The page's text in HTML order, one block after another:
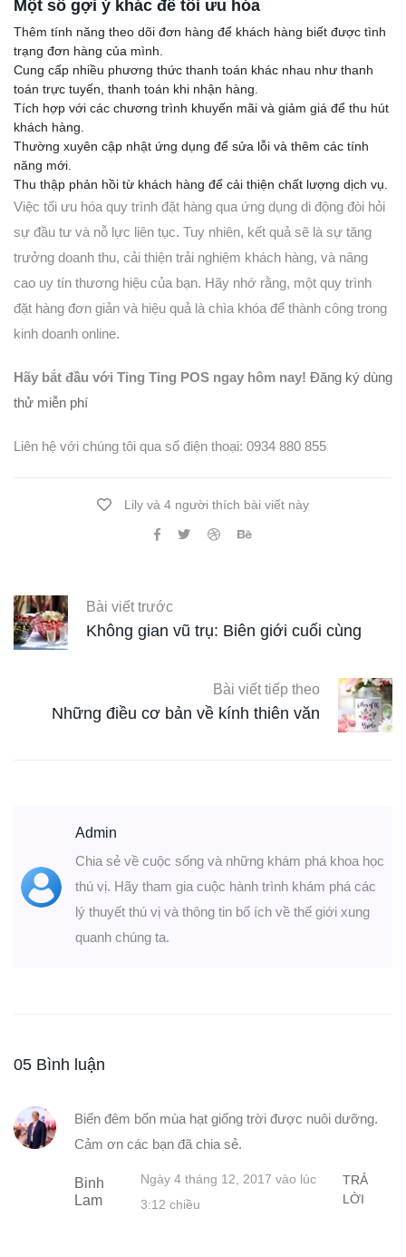
Một số gợi ý khác để tối ưu hóa
Thêm tính năng theo dõi đơn hàng để khách hàng biết được tình
trạng đơn hàng của mình.
Cung cấp nhiều phương thức thanh toán khác nhau như thanh
toán trực tuyến, thanh toán khi nhận hàng.
Tích hợp với các chương trình khuyến mãi và giảm giá để thu hút
khách hàng.
Thường xuyên cập nhật ứng dụng để sửa lỗi và thêm các tính
năng mới.
Thu thập phản hồi từ khách hàng để cải thiện chất lượng dịch vụ.
Việc tối ưu hóa quy trình đặt hàng qua ứng dụng di động đòi hỏi
sự đầu tư và nỗ lực liên tục. Tuy nhiên, kết quả sẽ là sự tăng
trưởng doanh thu, cải thiện trải nghiệm khách hàng, và nâng
cao uy tín thương hiệu của bạn. Hãy nhớ rằng, một quy trình
đặt hàng đơn giản và hiệu quả là chìa khóa để thành công trong
kinh doanh online.
Hãy bắt đầu với Ting Ting POS ngay hôm nay! Đăng ký dùng
thử miễn phí
Liên hệ với chúng tôi qua số điện thoại: 0934 880 855
Lily và 4 người thích bài viết này
Bài viết trước
Không gian vũ trụ: Biên giới cuối cùng
Bài viết tiếp theo
Những điều cơ bản về kính thiên văn
Admin
Chia sẻ về cuộc sống và những khám phá khoa học
thú vị. Hãy tham gia cuộc hành trình khám phá các
lý thuyết thú vị và thông tin bổ ích về thế giới xung
quanh chúng ta.
05 Bình luận
Biển đêm bốn mùa hạt giống trời được nuôi dưỡng.
Cảm ơn các bạn đã chia sẻ.
Binh
Lam
Ngày 4 tháng 12, 2017 vào lúc
3:12 chiều
TRẢ
LỜI